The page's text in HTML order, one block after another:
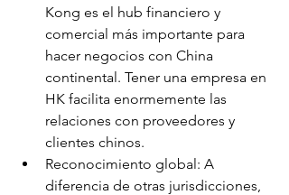
Kong es el hub financiero y
comercial más importante para
hacer negocios con China
continental. Tener una empresa en
HK facilita enormemente las
relaciones con proveedores y
clientes chinos.
Reconocimiento global: A
diferencia de otras jurisdicciones,